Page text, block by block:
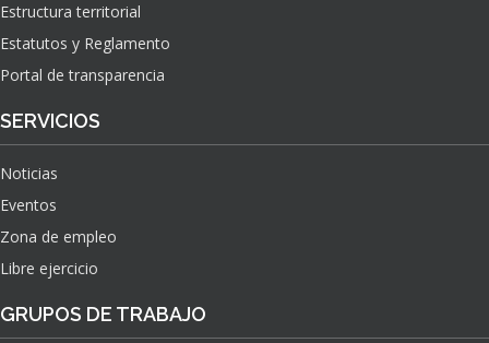
Estructura territorial
Estatutos y Reglamento
Portal de transparencia
SERVICIOS
Noticias
Eventos
Zona de empleo
Libre ejercicio
GRUPOS DE TRABAJO